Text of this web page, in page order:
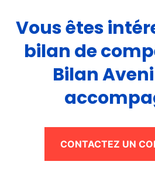
Vous êtes
bilan de
Bilan
CONTACTEZ UN